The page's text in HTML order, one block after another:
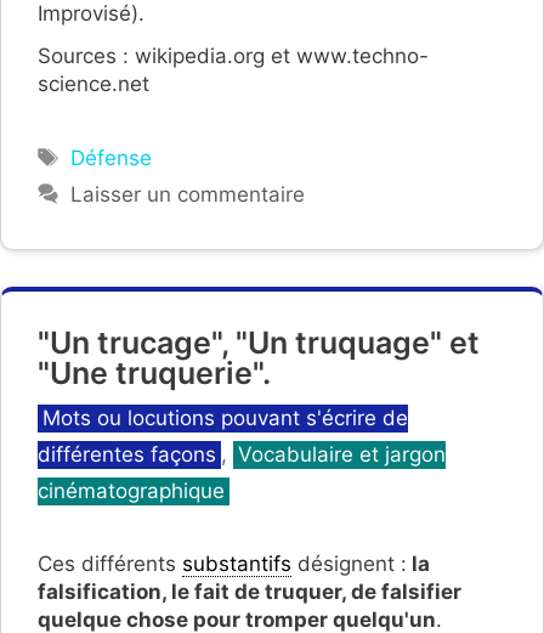
Improvisé).
Sources : wikipedia.org et www.techno-
science.net
Étiquettes
Défense
Laisser un commentaire
"Un trucage", "Un truquage" et
"Une truquerie".
Catégories
Mots ou locutions pouvant s'écrire de
différentes façons , Vocabulaire et jargon
cinématographique
Ces différents substantifs désignent : la
falsification, le fait de truquer, de falsifier
quelque chose pour tromper quelqu'un.